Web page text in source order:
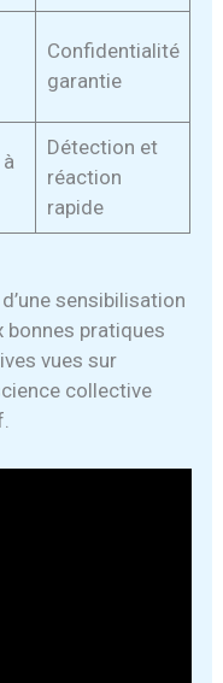
Confidentialité
garantie
Détection et
réaction
rapide
sensibilisation
bonnes pratiques
vues sur
collective